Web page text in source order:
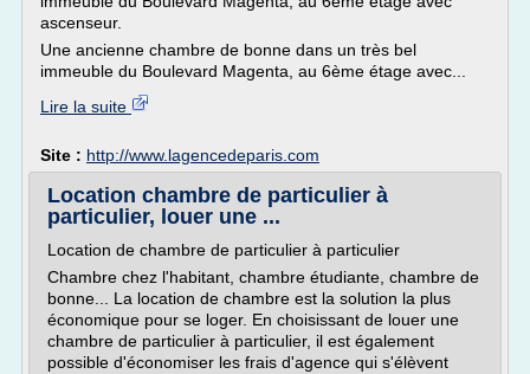
ascenseur.
Une ancienne chambre de bonne dans un très bel
immeuble du Boulevard Magenta, au 6ème étage avec...
Lire la suite
Site : http://www.lagencedeparis.com
Location chambre de particulier à
particulier, louer une ...
Location de chambre de particulier à particulier
Chambre chez l'habitant, chambre étudiante, chambre de
bonne... La location de chambre est la solution la plus
économique pour se loger. En choisissant de louer une
chambre de particulier à particulier, il est également
possible d'économiser les frais d'agence qui s'élèvent